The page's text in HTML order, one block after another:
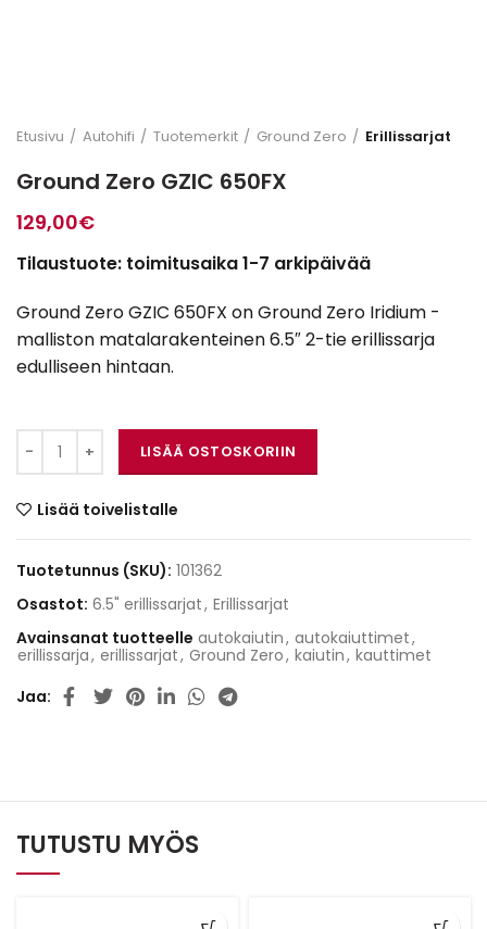
Etusivu Autohifi Tuotemerkit Ground Zero Erillissarjat
Ground Zero GZIC 650FX
129,00€
Tilaustuote: toimitusaika 1-7 arkipäivää
Ground Zero GZIC 650FX on Ground Zero Iridium -
malliston matalarakenteinen 6.5″ 2-tie erillissarja
edulliseen hintaan.
Ground Zero GZIC 650FX määrä
LISÄÄ OSTOSKORIIN
Lisää toivelistalle
Tuotetunnus (SKU): 101362
Osastot: 6.5" erillissarjat, Erillissarjat
Avainsanat tuotteelle autokaiutin, autokaiuttimet,
erillissarja, erillissarjat, Ground Zero, kaiutin, kauttimet
Jaa
TUTUSTU MYÖS